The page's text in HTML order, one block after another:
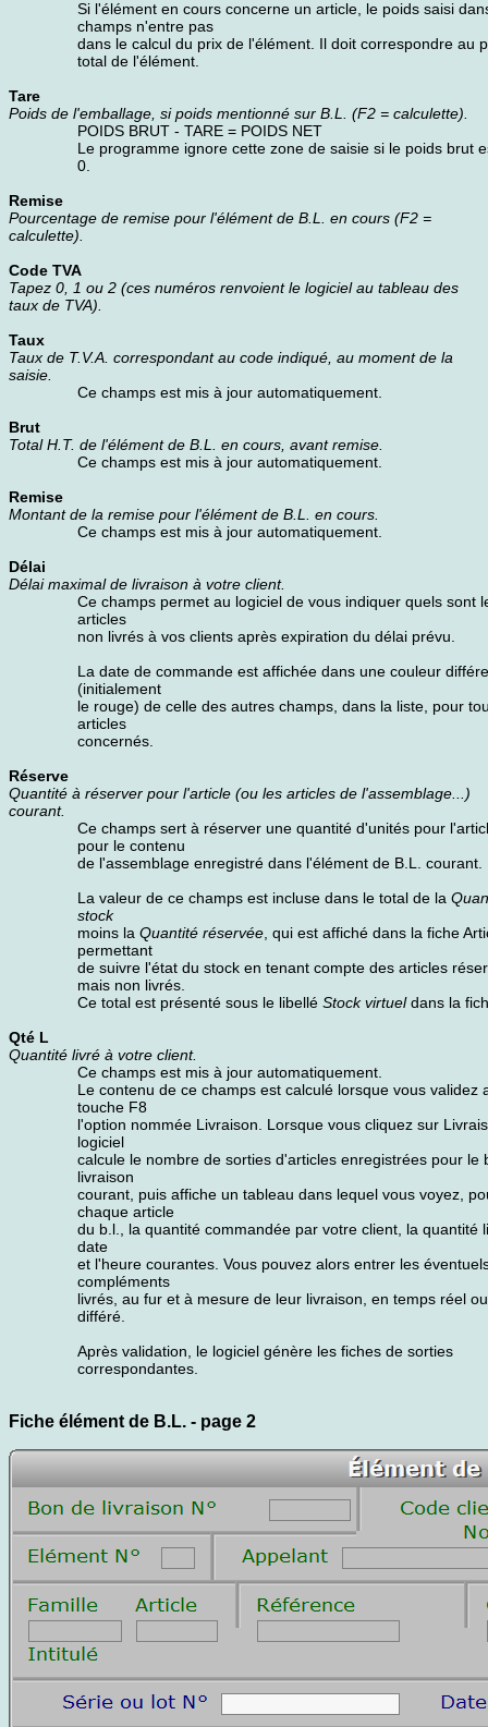
Si l'élément en cours concerne un article, le poids saisi
champs n'entre pas
dans le calcul du prix de l'élément. Il doit correspondre au
total de l'élément.
Tare
Poids de l'emballage, si poids mentionné sur B.L. (F2 = calculette).
POIDS BRUT - TARE = POIDS NET
Le programme ignore cette zone de saisie si le poids brut
0.
Remise
Pourcentage de remise pour l'élément de B.L. en cours (F2 =
calculette).
Code TVA
Tapez 0, 1 ou 2 (ces numéros renvoient le logiciel au tableau des
taux de TVA).
Taux
Taux de T.V.A. correspondant au code indiqué, au moment de la
saisie.
Ce champs est mis à jour automatiquement.
Brut
Total H.T. de l'élément de B.L. en cours, avant remise.
Ce champs est mis à jour automatiquement.
Remise
Montant de la remise pour l'élément de B.L. en cours.
Ce champs est mis à jour automatiquement.
Délai
Délai maximal de livraison à votre client.
Ce champs permet au logiciel de vous indiquer quels sont
articles
non livrés à vos clients après expiration du délai prévu.
La date de commande est affichée dans une couleur
(initialement
le rouge) de celle des autres champs, dans la liste, pour
articles
concernés.
Réserve
Quantité à réserver pour l'article (ou les articles de l'assemblage...)
courant.
Ce champs sert à réserver une quantité d'unités pour
pour le contenu
de l'assemblage enregistré dans l'élément de B.L. courant.
La valeur de ce champs est incluse dans le total de la
stock
moins la Quantité réservée , qui est affiché dans la fiche
permettant
de suivre l'état du stock en tenant compte des articles
mais non livrés.
Ce total est présenté sous le libellé Stock virtueldans la
Qté L
Quantité livré à votre client.
Ce champs est mis à jour automatiquement.
Le contenu de ce champs est calculé lorsque vous validez
touche F8
l'option nommée Livraison. Lorsque vous cliquez sur
logiciel
calcule le nombre de sorties d'articles enregistrées pour le
livraison
courant, puis affiche un tableau dans lequel vous voyez,
chaque article
du b.l., la quantité commandée par votre client, la quantité
date
et l'heure courantes. Vous pouvez alors entrer les
compléments
livrés, au fur et à mesure de leur livraison, en temps réel
différé.
Après validation, le logiciel génère les fiches de sorties
correspondantes.
Fiche élément de B.L. - page 2